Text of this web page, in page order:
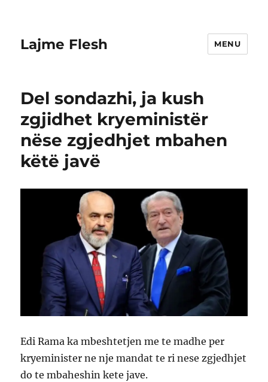
Lajme Flesh MENU
Del sondazhi, ja kush
zgjidhet kryeministër
nëse zgjedhjet mbahen
këtë javë
Edi Rama ka mbeshtetjen me te madhe per
kryeminister ne nje mandat te ri nese zgjedhjet
do te mbaheshin kete jave.